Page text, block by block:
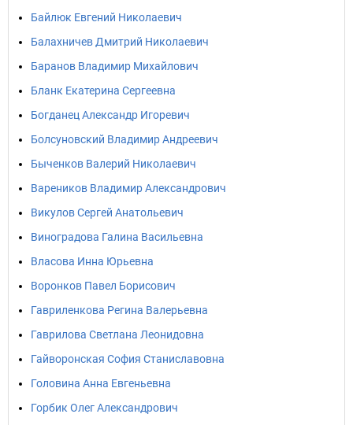
Байлюк Евгений Николаевич
Балахничев Дмитрий Николаевич
Баранов Владимир Михайлович
Бланк Екатерина Сергеевна
Богданец Александр Игоревич
Болсуновский Владимир Андреевич
Быченков Валерий Николаевич
Вареников Владимир Александрович
Викулов Сергей Анатольевич
Виноградова Галина Васильевна
Власова Инна Юрьевна
Воронков Павел Борисович
Гавриленкова Регина Валерьевна
Гаврилова Светлана Леонидовна
Гайворонская София Станиславовна
Головина Анна Евгеньевна
Горбик Олег Александрович